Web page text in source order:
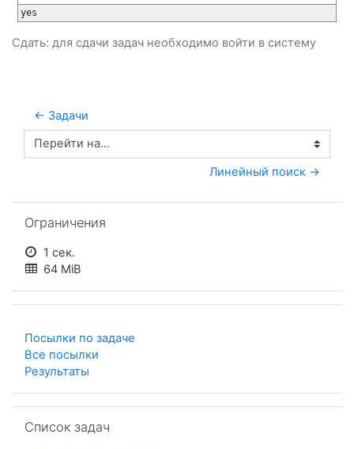
Сдать: для сдачи задач необходимо войти в систему
← Задачи
Перейти на...
Линейный поиск →
Ограничения
1 сек.
64 MiB
Посылки по задаче
Все посылки
Результаты
Список задач